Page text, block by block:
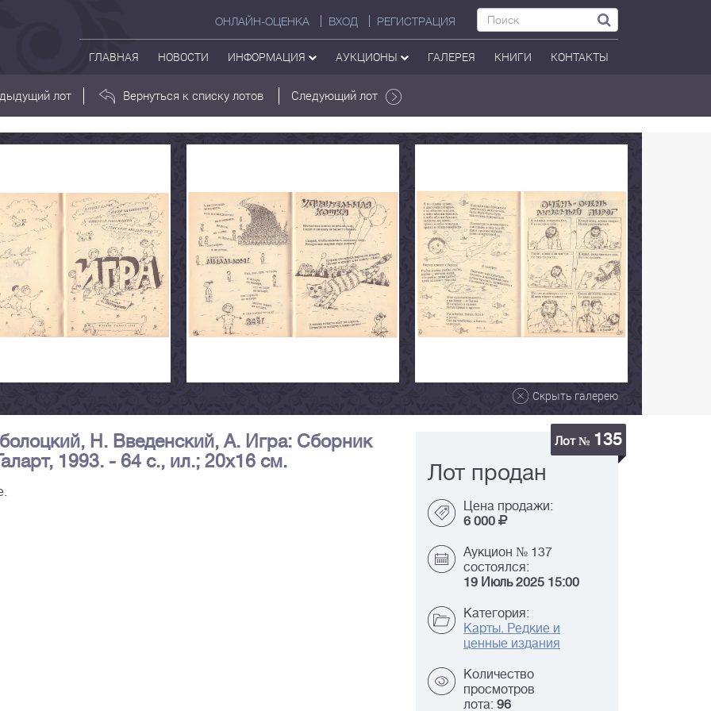
ОНЛАЙН-ОЦЕНКА ВХОД РЕГИСТРАЦИЯ
ГЛАВНАЯ НОВОСТИ ИНФОРМАЦИЯ АУКЦИОНЫ ГАЛЕРЕЯ КНИГИ КОНТАКТЫ
лот Вернуться к списку лотов Следующий лот
Скрыть галерею
Н. Введенский, А. Игра: Сборник
1993. - 64 с., ил.; 20х16 см.
Лот № 135
Лот продан
Цена продажи:
6 000
Аукцион № 137
состоялся:
19 Июль 2025 15:00
Категория:
Карты. Редкие и
ценные издания
Количество
просмотров
лота: 96